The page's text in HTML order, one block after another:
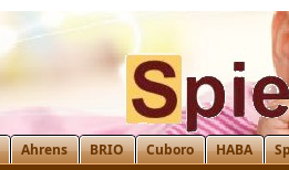
Ahrens BRIO Cuboro HABA